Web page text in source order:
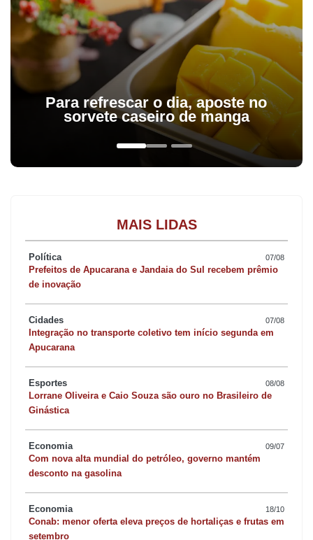
declaração. Segundo Teori, os recursos dos advogados de
Cunha tinham o objetivo de rejulgamento do caso e
representavam mero inconformismo com a decisão. Não houve
debate na sessão, os ministros apenas acompanharam o voto do
relator.
lavagem de dinheiro. O deputado afastado é acusado neste caso
de ter atuado em conjunto com a ex-deputada Solange Almeida
de navios-sonda da Petrobras. Cunha teria recebido US$ 5
milhões em propina.
começa a fase de instrução processual, com a apresentação de
testemunhas de defesa e acusação. Na sequência, uma nova
etapa de coletas de provas e questionamentos dos elementos do
processo.
Para refrescar o dia, aposte no
sorvete caseiro de manga
MAIS LIDAS
Política 07/08
Prefeitos de Apucarana e Jandaia do Sul recebem prêmio
de inovação
Cidades 07/08
Integração no transporte coletivo tem início segunda em
Apucarana
Esportes 08/08
Lorrane Oliveira e Caio Souza são ouro no Brasileiro de
Ginástica
Economia 09/07
Com nova alta mundial do petróleo, governo mantém
desconto na gasolina
Economia 18/10
Conab: menor oferta eleva preços de hortaliças e frutas em
setembro